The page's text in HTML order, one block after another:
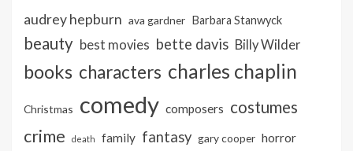
audrey hepburn ava gardner Barbara Stanwyck
beauty best movies bette davis Billy Wilder
books characters charles chaplin
Christmas comedy composers costumes
crime death family fantasy gary cooper horror